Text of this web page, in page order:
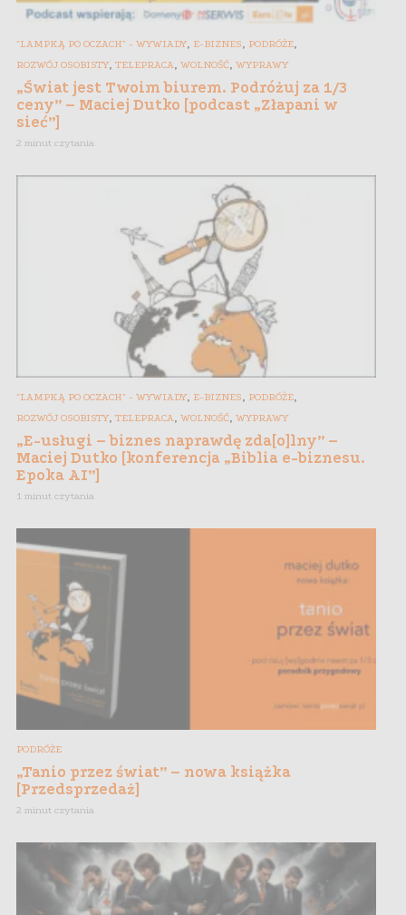
"LAMPKĄ PO OCZACH" - WYWIADY, E-BIZNES, PODRÓŻE,
ROZWÓJ OSOBISTY, TELEPRACA, WOLNOŚĆ, WYPRAWY
„Świat jest Twoim biurem. Podróżuj za 1/3
ceny” – Maciej Dutko [podcast „Złapani w
sieć”]
2 minut czytania
"LAMPKĄ PO OCZACH" - WYWIADY, E-BIZNES PODRÓŻE
ROZWÓJ OSOBISTY, TELEPRACA WOLNOŚĆ WYPRAWY
„E-usługi – biznes naprawdę zda[o]lny” –
Maciej Dutko [konferencja „Biblia e-biznesu.
Epoka AI”]
1 minut czytania
PODRÓŻE
„Tanio przez świat” – nowa książka
[Przedsprzedaż]
2 minut czytania